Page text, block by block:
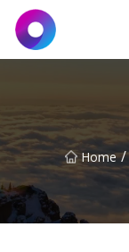
Home /